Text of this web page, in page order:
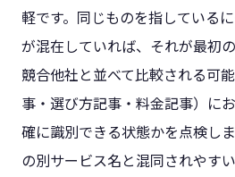
軽です。同じものを指している
が混在していれば、それが最初
競合他社と並べて比較される可
事・選び方記事・料金記事）に
確に識別できる状態かを点検し
の別サービス名と混同されやす